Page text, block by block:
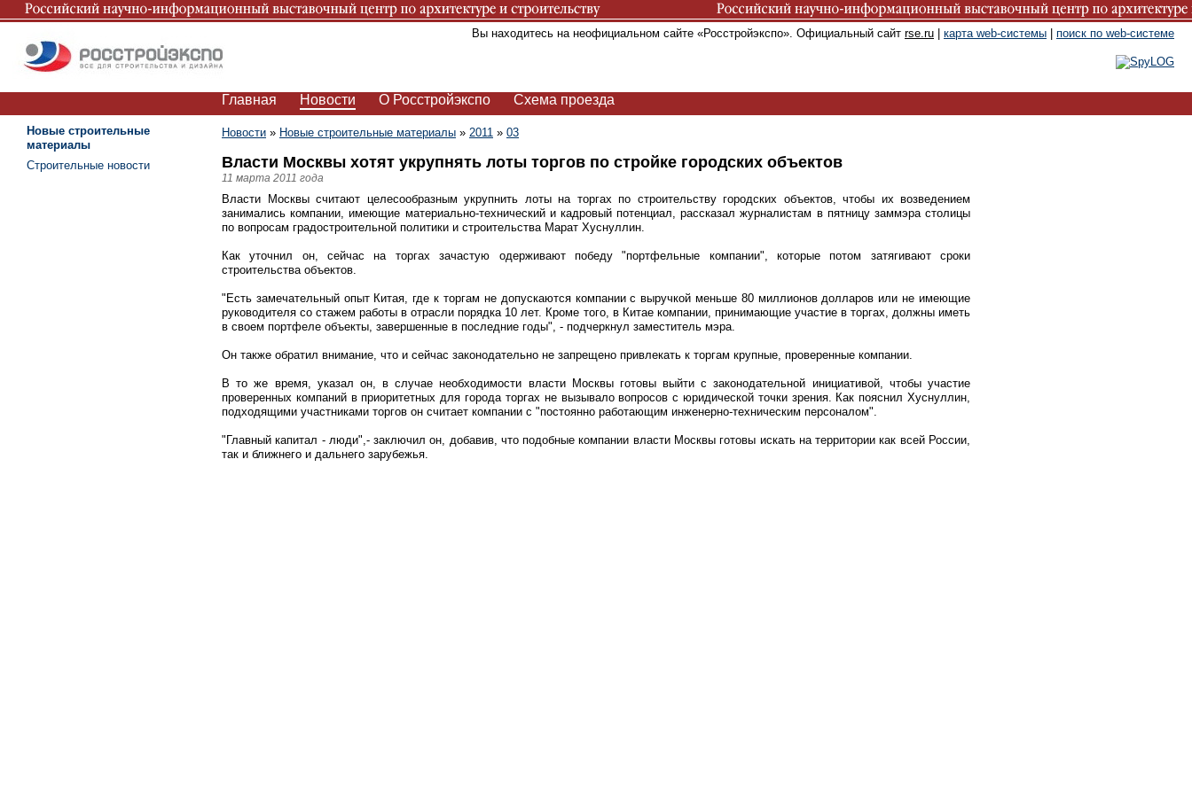
Вы находитесь на неофициальном сайте «Росстройэкспо». Официальный сайт rse.ru карта web-системы поиск по web-системе
Главная Новости О Росстройэкспо Схема проезда
Новости » Новые строительные материалы » 2011 » 03
Власти Москвы хотят укрупнять лоты торгов по стройке городских объектов
11 марта 2011 года
Власти Москвы считают целесообразным укрупнить лоты на торгах по строительству городских объектов, чтобы их возведением
занимались компании, имеющие материально-технический и кадровый потенциал, рассказал журналистам в пятницу заммэра столицы
по вопросам градостроительной политики и строительства Марат Хуснуллин.
Как уточнил он, сейчас на торгах зачастую одерживают победу "портфельные компании", которые потом затягивают сроки
строительства объектов.
"Есть замечательный опыт Китая, где к торгам не допускаются компании с выручкой меньше 80 миллионов долларов или не имеющие
руководителя со стажем работы в отрасли порядка 10 лет. Кроме того, в Китае компании, принимающие участие в торгах, должны иметь
в своем портфеле объекты, завершенные в последние годы", - подчеркнул заместитель мэра.
Он также обратил внимание, что и сейчас законодательно не запрещено привлекать к торгам крупные, проверенные компании.
В то же время, указал он, в случае необходимости власти Москвы готовы выйти с законодательной инициативой, чтобы участие
проверенных компаний в приоритетных для города торгах не вызывало вопросов с юридической точки зрения. Как пояснил Хуснуллин,
подходящими участниками торгов он считает компании с "постоянно работающим инженерно-техническим персоналом".
"Главный капитал - люди",- заключил он, добавив, что подобные компании власти Москвы готовы искать на территории как всей России,
так и ближнего и дальнего зарубежья.
Новые строительные
материалы
Строительные новости